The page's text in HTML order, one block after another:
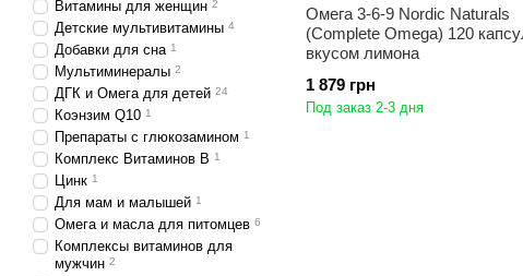
Омега 3-6-9 Nordic Naturals
(Complete Omega) 120
вкусом лимона
1 879 грн
Под заказ 2-3 дня
Витамины для женщин 2
Детские мультивитамины 4
Добавки для сна 1
Мультиминералы 2
ДГК и Омега для детей 24
Коэнзим Q10 1
Препараты с глюкозамином 1
Комплекс Витаминов B 1
Цинк 1
Для мам и малышей 1
Омега и масла для питомцев 6
Комплексы витаминов для
мужчин 2